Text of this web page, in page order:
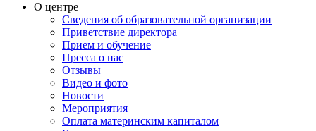
О центре
Сведения об образовательной организации
Приветствие директора
Прием и обучение
Пресса о нас
Отзывы
Видео и фото
Новости
Мероприятия
Оплата материнским капиталом